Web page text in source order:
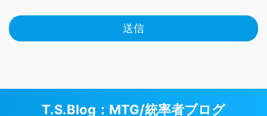
T.S.Blog：MTG/統率者ブログ